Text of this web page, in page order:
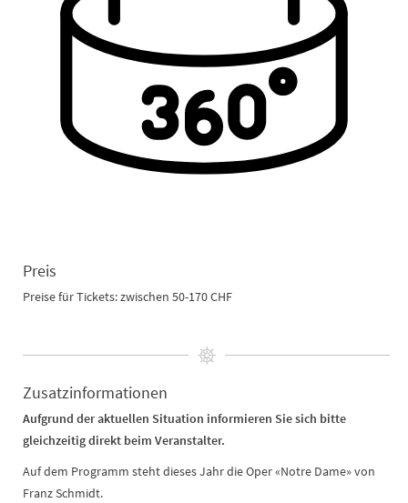
Preis
Preise für Tickets: zwischen 50-170 CHF
Zusatzinformationen
Aufgrund der aktuellen Situation informieren Sie sich bitte
gleichzeitig direkt beim Veranstalter.
Auf dem Programm steht dieses Jahr die Oper «Notre Dame» von
Franz Schmidt.